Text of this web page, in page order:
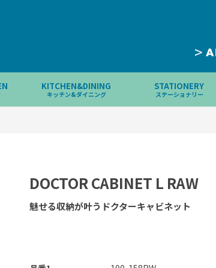
>
KITCHEN&DINING
キッチン&ダイニング
STATIONERY
ステーショナリー
魅せる収納が叶うドクターキャビネット
DOCTOR CABINET L RAW